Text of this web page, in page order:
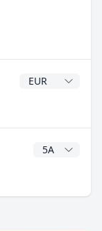
Divisa del
Años CAGR